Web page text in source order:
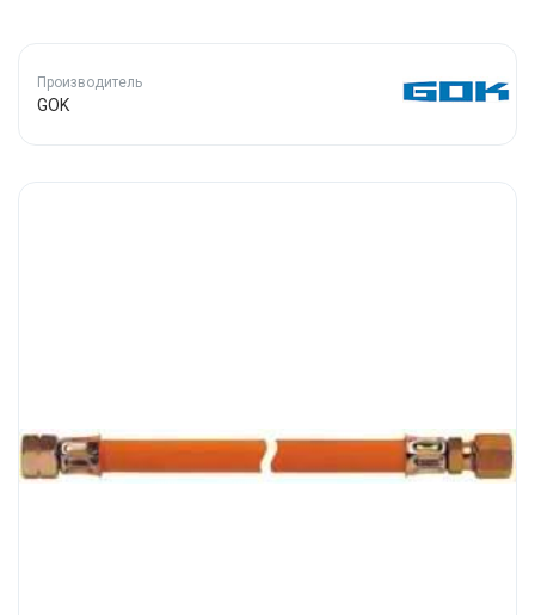
Производитель
GOK